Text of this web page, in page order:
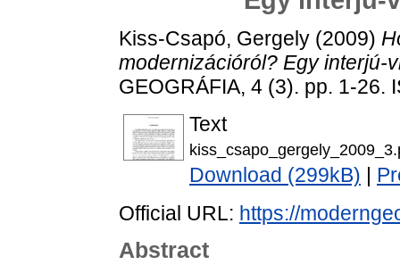
Kiss-Csapó, Gergely (2009)
modernizációról? Egy interjú-
GEOGRÁFIA, 4 (3). pp. 1-26.
Text
Download (299kB)
Official URL: https://
Abstract